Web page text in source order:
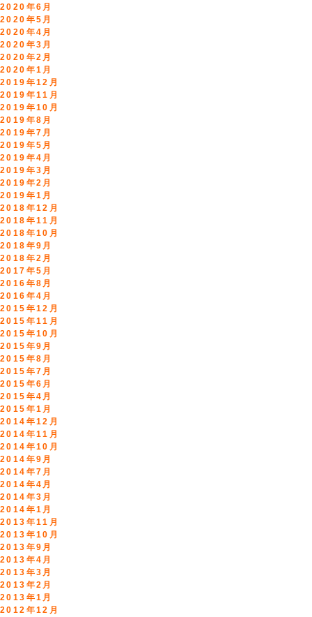
2020年6月
2020年5月
2020年4月
2020年3月
2020年2月
2020年1月
2019年12月
2019年11月
2019年10月
2019年8月
2019年7月
2019年5月
2019年4月
2019年3月
2019年2月
2019年1月
2018年12月
2018年11月
2018年10月
2018年9月
2018年2月
2017年5月
2016年8月
2016年4月
2015年12月
2015年11月
2015年10月
2015年9月
2015年8月
2015年7月
2015年6月
2015年4月
2015年1月
2014年12月
2014年11月
2014年10月
2014年9月
2014年7月
2014年4月
2014年3月
2014年1月
2013年11月
2013年10月
2013年9月
2013年4月
2013年3月
2013年2月
2013年1月
2012年12月